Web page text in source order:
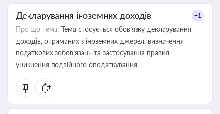
Декларування іноземних доходів +1
Про що тема: Тема стосується обов’язку декларування
доходів, отриманих з іноземних джерел, визначення
податкових зобов’язань та застосування правил
уникнення подвійного оподаткування